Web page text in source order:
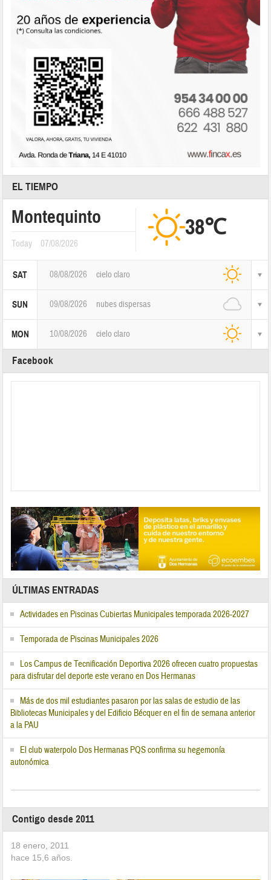
EL TIEMPO
Montequinto
Today 07/08/2026
38℃
SAT 08/08/2026 cielo claro
SUN 09/08/2026 nubes dispersas
MON 10/08/2026 cielo claro
Facebook
ÚLTIMAS ENTRADAS
Actividades en Piscinas Cubiertas Municipales temporada 2026-2027
Temporada de Piscinas Municipales 2026
Los Campus de Tecnificación Deportiva 2026 ofrecen cuatro propuestas
para disfrutar del deporte este verano en Dos Hermanas
Más de dos mil estudiantes pasaron por las salas de estudio de las
Bibliotecas Municipales y del Edificio Bécquer en el fin de semana anterior
a la PAU
El club waterpolo Dos Hermanas PQS confirma su hegemonía
autonómica
Contigo desde 2011
18 enero, 2011
hace 15,6 años.